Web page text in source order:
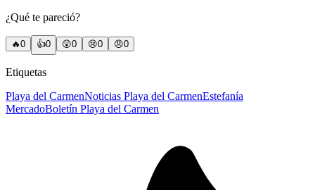
¿Qué te pareció?
🔥0 👍0 😲0 😢0 😠0
Etiquetas
Playa del CarmenNoticias Playa del CarmenEstefanía
MercadoBoletín Playa del Carmen